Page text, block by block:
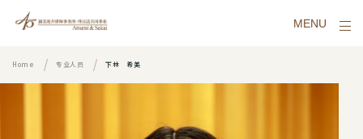
MENU
Home 专业人员 下林 希美